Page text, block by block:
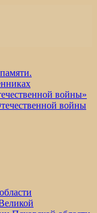
войны»
войны